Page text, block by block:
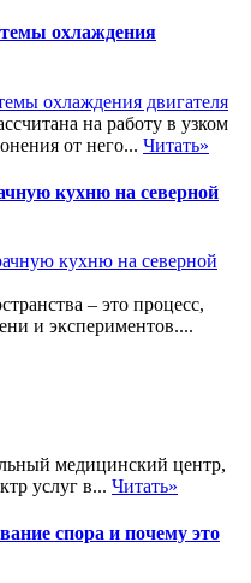
охлаждения
на работу в узком
от него... Читать»
кухню на северной
– это процесс,
и экспериментов....
медицинский центр,
услуг в... Читать»
спора и почему это